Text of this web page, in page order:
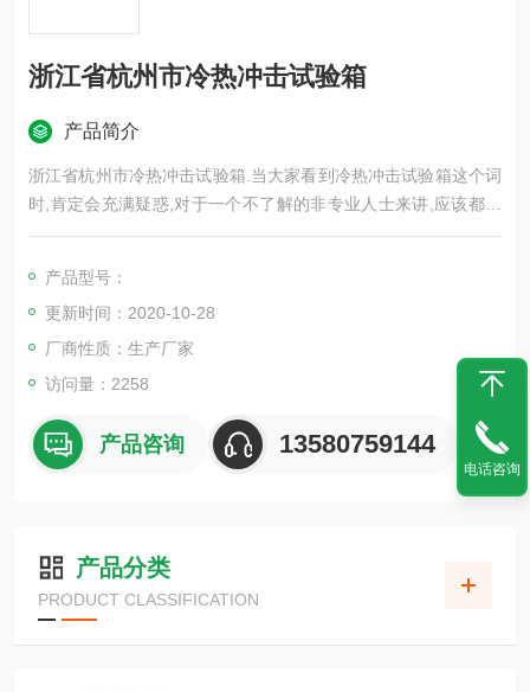
浙江省杭州市冷热冲击试验箱
产品简介
浙江省杭州市冷热冲击试验箱.当大家看到冷热冲击试验箱这个词
时,肯定会充满疑惑,对于一个不了解的非专业人士来讲,应该都不
知道该设备怎么用、用于什么行业,那么一起来简单了解一下.设备
产品型号：
更新时间：2020-10-28
厂商性质：生产厂家
访问量：2258
产品咨询 13580759144
产品分类
PRODUCT CLASSIFICATION
电话咨询